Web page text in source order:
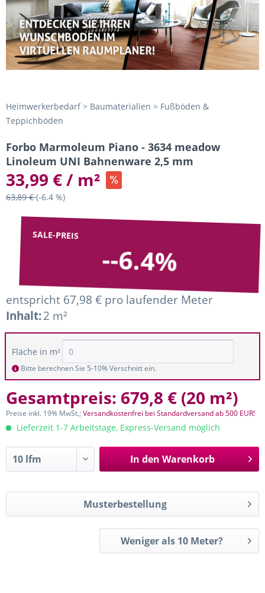
Heimwerkerbedarf > Baumaterialien > Fußböden &
Teppichböden
Forbo Marmoleum Piano - 3634 meadow
Linoleum UNI Bahnenware 2,5 mm
33,99 € / m²
63,89 €(-6.4 %)
SALE-PREIS
--6.4%
entspricht 67,98 € pro laufender Meter
Inhalt:2 m²
Fläche in m²
Bitte berechnen Sie 5-10% Verschnitt ein.
Gesamtpreis: 679,8 € (20 m²)
Preise inkl. 19% MwSt.;Versandkostenfrei bei Standardversand ab 500 EUR!
Lieferzeit 1-7 Arbeitstage, Express-Versand möglich
In den Warenkorb
Musterbestellung
Weniger als 10 Meter?